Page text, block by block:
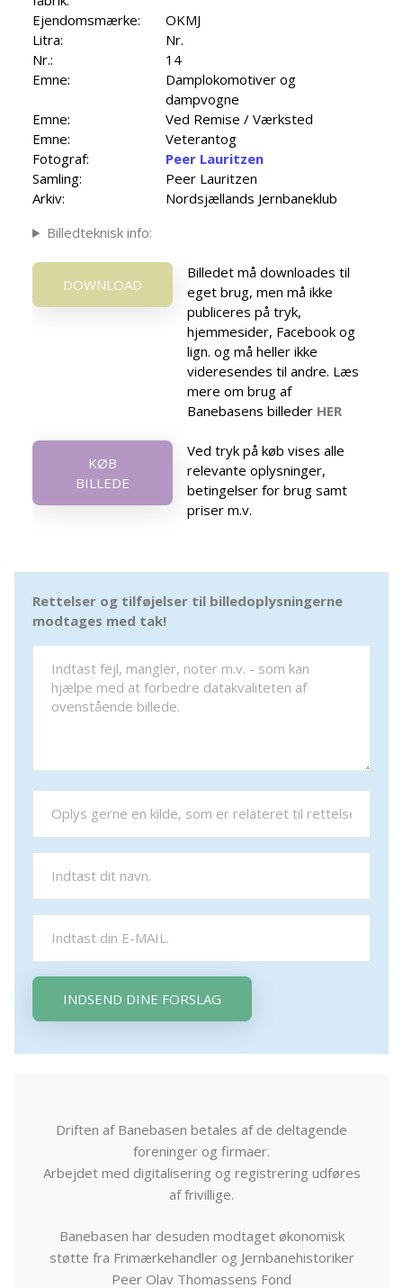
Ejendomsmærke:
OKMJ
Litra:
Nr.
Nr.:
14
Emne:
Damplokomotiver og
dampvogne
Emne:
Ved Remise / Værksted
Emne:
Veterantog
Fotograf:
Peer Lauritzen
Samling:
Peer Lauritzen
Arkiv:
Nordsjællands Jernbaneklub
Billedteknisk info:
DOWNLOAD
Billedet må downloades til
eget brug, men må ikke
publiceres på tryk,
hjemmesider, Facebook og
lign. og må heller ikke
videresendes til andre. Læs
mere om brug af
Banebasens billeder HER
KØB
BILLEDE
Ved tryk på køb vises alle
relevante oplysninger,
betingelser for brug samt
priser m.v.
Rettelser og tilføjelser til billedoplysningerne
modtages med tak!
INDSEND DINE FORSLAG
Driften af Banebasen betales af de deltagende
foreninger og firmaer.
Arbejdet med digitalisering og registrering udføres
af frivillige.
Banebasen har desuden modtaget økonomisk
støtte fra Frimærkehandler og Jernbanehistoriker
Peer Olav Thomassens Fond